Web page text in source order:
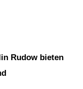
Rudow bieten